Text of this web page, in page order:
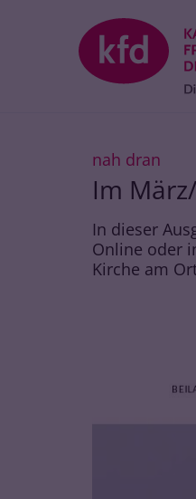
nah dran
Im
In dieser
Online oder
Kirche am